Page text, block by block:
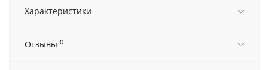
Характеристики
Отзывы 0